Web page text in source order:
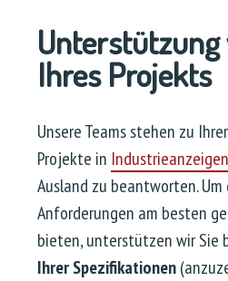
Ihres Projekts
Unsere Teams stehen zu
Projekte in Industrieanzeigen
Ausland zu beantworten.
Anforderungen am besten
bieten, unterstützen wir Sie
IhrerSpezifikationen